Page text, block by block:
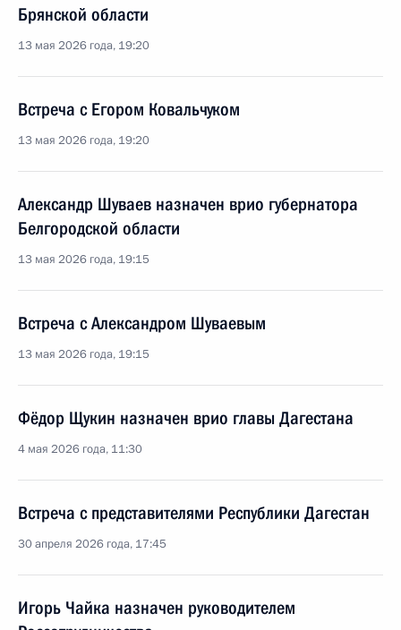
Брянской области
13 мая 2026 года, 19:20
Встреча с Егором Ковальчуком
13 мая 2026 года, 19:20
Александр Шуваев назначен врио губернатора
Белгородской области
13 мая 2026 года, 19:15
Встреча с Александром Шуваевым
13 мая 2026 года, 19:15
Фёдор Щукин назначен врио главы Дагестана
4 мая 2026 года, 11:30
Встреча с представителями Республики Дагестан
30 апреля 2026 года, 17:45
Игорь Чайка назначен руководителем